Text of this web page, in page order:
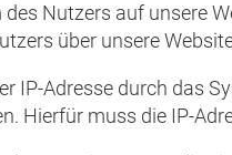
Nutzers auf unsere
über unsere
IP-Adresse durch das
Hierfür muss die IP-